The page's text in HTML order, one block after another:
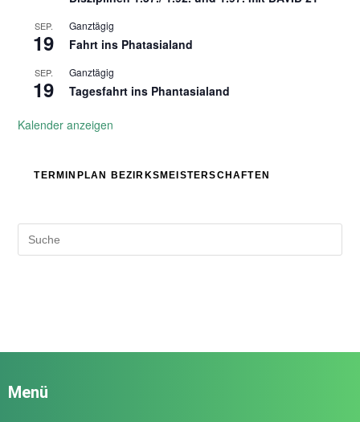
SEP.
19
Ganztägig
Fahrt ins Phatasialand
SEP.
19
Ganztägig
Tagesfahrt ins Phantasialand
Kalender anzeigen
TERMINPLAN BEZIRKSMEISTERSCHAFTEN
Menü